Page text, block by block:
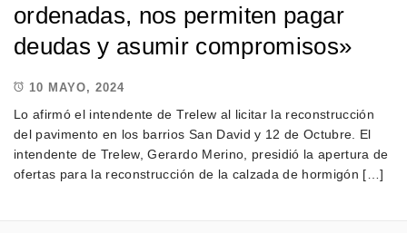
ordenadas, nos permiten pagar
deudas y asumir compromisos»
10 MAYO, 2024
Lo afirmó el intendente de Trelew al licitar la reconstrucción
del pavimento en los barrios San David y 12 de Octubre. El
intendente de Trelew, Gerardo Merino, presidió la apertura de
ofertas para la reconstrucción de la calzada de hormigón […]